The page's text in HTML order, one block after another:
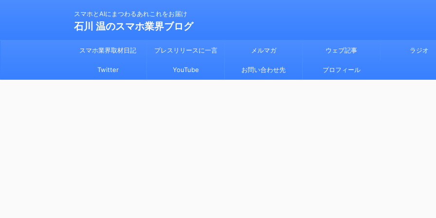
スマホとAIにまつわるあれこれをお届け
石川 温のスマホ業界ブログ
スマホ業界取材日記 プレスリリースに一言 メルマガ ウェブ記事 ラジオ
Twitter YouTube お問い合わせ先 プロフィール